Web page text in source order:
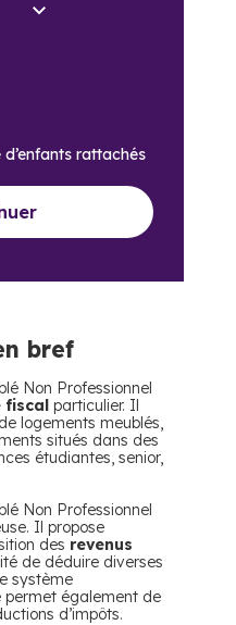
rattachés
bref
Non Professionnel
fiscal particulier. Il
logements meublés,
situés dans des
étudiantes, senior,
Non Professionnel
Il propose
des revenus
de déduire diverses
système
permet également de
d’impôts.